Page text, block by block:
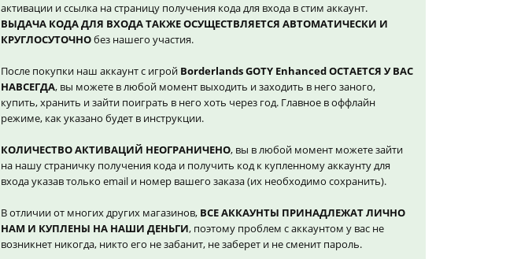
активации и ссылка на страницу получения кода для входа в стим аккаунт.
ВЫДАЧА КОДА ДЛЯ ВХОДА ТАКЖЕ ОСУЩЕСТВЛЯЕТСЯ АВТОМАТИЧЕСКИ И
КРУГЛОСУТОЧНОбез нашего участия.
После покупки наш аккаунт с игрой Borderlands GOTY Enhanced ОСТАЕТСЯ У ВАС
НАВСЕГДА, вы можете в любой момент выходить и заходить в него заного,
купить, хранить и зайти поиграть в него хоть через год. Главное в оффлайн
режиме, как указано будет в инструкции.
КОЛИЧЕСТВО АКТИВАЦИЙ НЕОГРАНИЧЕНО, вы в любой момент можете зайти
на нашу страничку получения кода и получить код к купленному аккаунту для
входа указав только email и номер вашего заказа (их необходимо сохранить).
В отличии от многих других магазинов, ВСЕ АККАУНТЫ ПРИНАДЛЕЖАТ ЛИЧНО
НАМ И КУПЛЕНЫ НА НАШИ ДЕНЬГИ, поэтому проблем с аккаунтом у вас не
возникнет никогда, никто его не забанит, не заберет и не сменит пароль.